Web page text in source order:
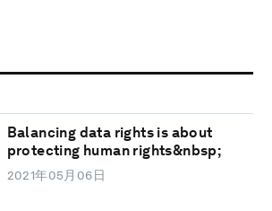
Balancing data rights is about
protecting human rights&nbsp;
2021年05月06日